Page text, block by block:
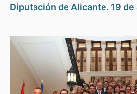
Diputación de Alicante. 19 de